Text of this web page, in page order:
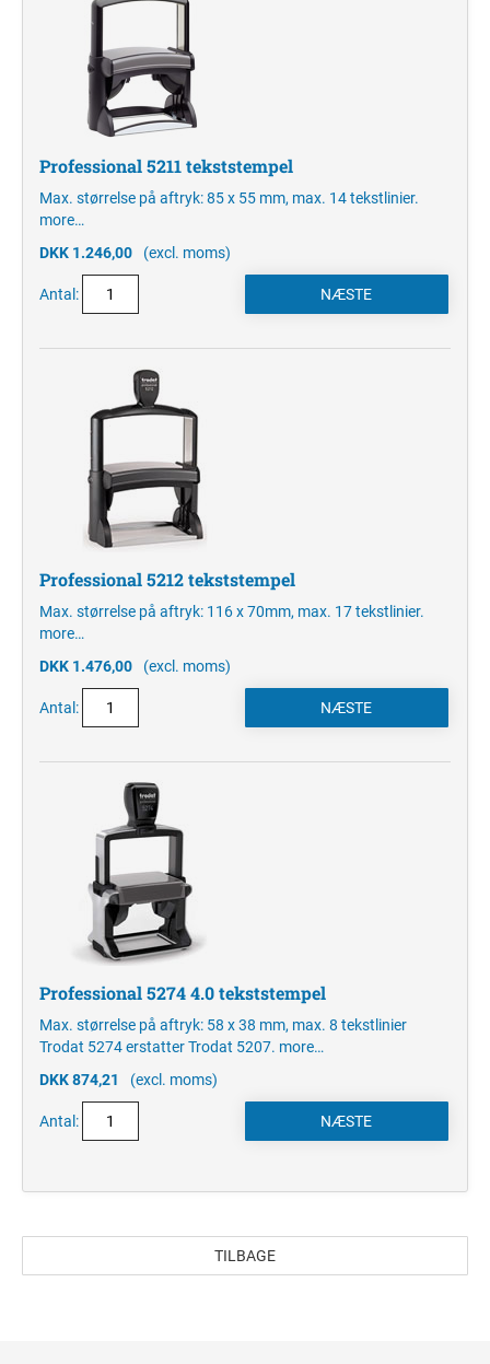
Professional 5211 tekststempel
Max. størrelse på aftryk: 85 x 55 mm, max. 14 tekstlinier.
more…
DKK 1.246,00
(excl. moms)
Antal:
Professional 5212 tekststempel
Max. størrelse på aftryk: 116 x 70mm, max. 17 tekstlinier.
more…
DKK 1.476,00
(excl. moms)
Antal:
Professional 5274 4.0 tekststempel
Max. størrelse på aftryk: 58 x 38 mm, max. 8 tekstlinier
Trodat 5274 erstatter Trodat 5207. more…
DKK 874,21
(excl. moms)
Antal:
TILBAGE